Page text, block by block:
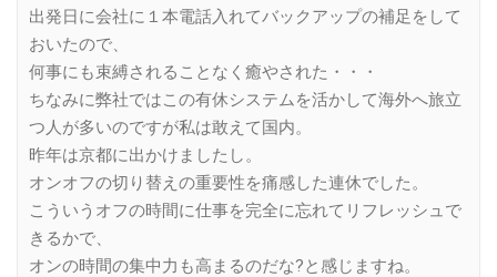
出発日に会社に１本電話入れてバックアップの補足をして
おいたので、
何事にも束縛されることなく癒やされた・・・
ちなみに弊社ではこの有休システムを活かして海外へ旅立
つ人が多いのですが私は敢えて国内。
昨年は京都に出かけましたし。
オンオフの切り替えの重要性を痛感した連休でした。
こういうオフの時間に仕事を完全に忘れてリフレッシュで
きるかで、
オンの時間の集中力も高まるのだな?と感じますね。